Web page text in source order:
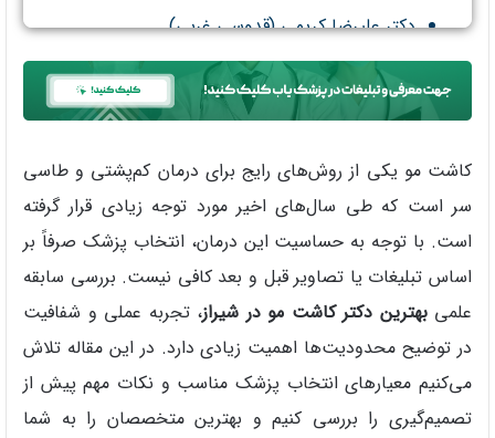
دکتر علیرضا کریمی (قدوسی غربی)
کاشت مو یکی از روش‌های رایج برای درمان کم‌پشتی و طاسی
سر است که طی سال‌های اخیر مورد توجه زیادی قرار گرفته
است. با توجه به حساسیت این درمان، انتخاب پزشک صرفاً بر
اساس تبلیغات یا تصاویر قبل و بعد کافی نیست. بررسی سابقه
علمیبهترین دکتر کاشت مو در شیراز، تجربه عملی و شفافیت
در توضیح محدودیت‌ها اهمیت زیادی دارد. در این مقاله تلاش
می‌کنیم معیارهای انتخاب پزشک مناسب و نکات مهم پیش از
تصمیم‌گیری را بررسی کنیم و بهترین متخصصان را به شما